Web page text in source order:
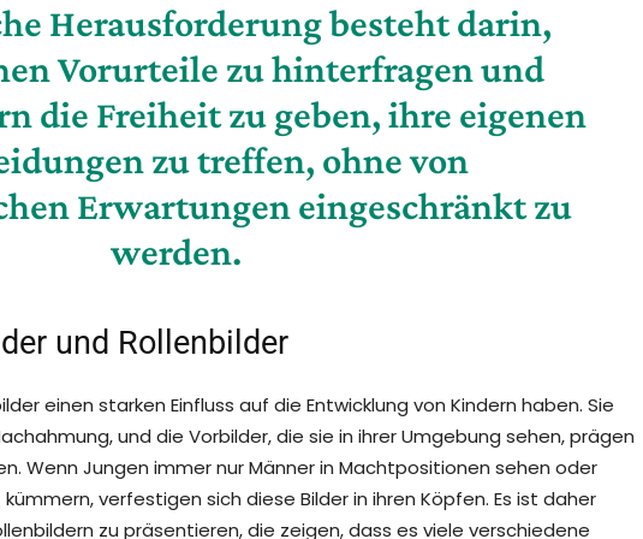
Herausforderung besteht darin,
Vorurteile zu hinterfragen und
die Freiheit zu geben, ihre eigenen
zu treffen, ohne von
Erwartungen eingeschränkt zu
werden.
und Rollenbilder
einen starken Einfluss auf die Entwicklung von Kindern haben. Sie
und die Vorbilder, die sie in ihrer Umgebung sehen, prägen
Wenn Jungen immer nur Männer in Machtpositionen sehen oder
verfestigen sich diese Bilder in ihren Köpfen. Es ist daher
zu präsentieren, die zeigen, dass es viele verschiedene